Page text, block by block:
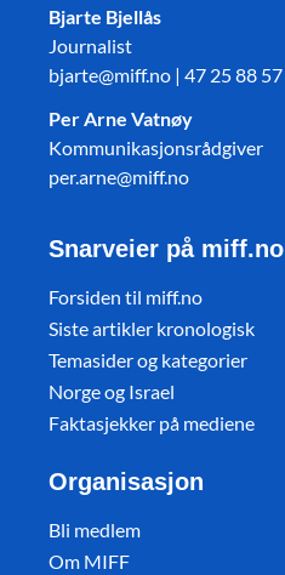
Bjarte Bjellås
Journalist
bjarte@miff.no | 47 25 88 57
Per Arne Vatnøy
Kommunikasjonsrådgiver
per.arne@miff.no
Snarveier på miff.no
Forsiden til miff.no
Siste artikler kronologisk
Temasider og kategorier
Norge og Israel
Faktasjekker på mediene
Organisasjon
Bli medlem
Om MIFF